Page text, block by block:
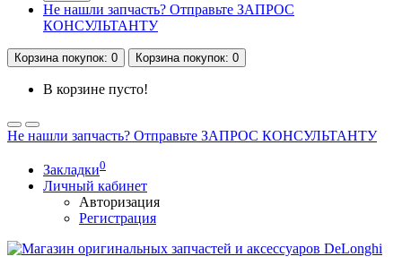
Не нашли запчасть? Отправьте ЗАПРОС
КОНСУЛЬТАНТУ
Корзинапокупок: 0 Корзинапокупок: 0
В корзине пусто!
Не нашли запчасть? Отправьте ЗАПРОС КОНСУЛЬТАНТУ
Закладки0
Личный кабинет
Авторизация
Регистрация